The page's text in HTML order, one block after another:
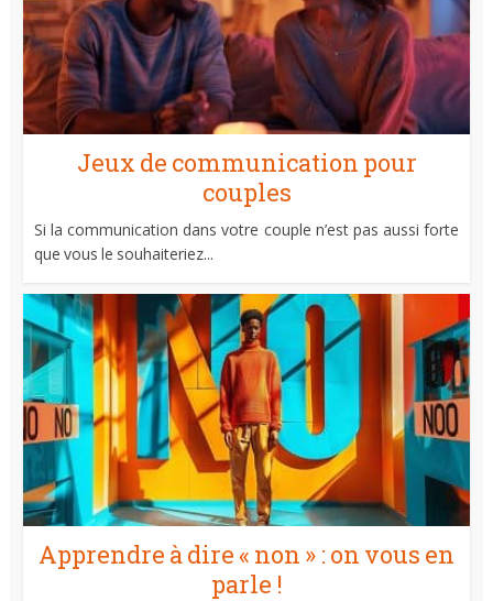
Jeux de communication pour
couples
Si la communication dans votre couple n’est pas aussi forte
que vous le souhaiteriez...
Apprendre à dire « non » : on vous en
parle !